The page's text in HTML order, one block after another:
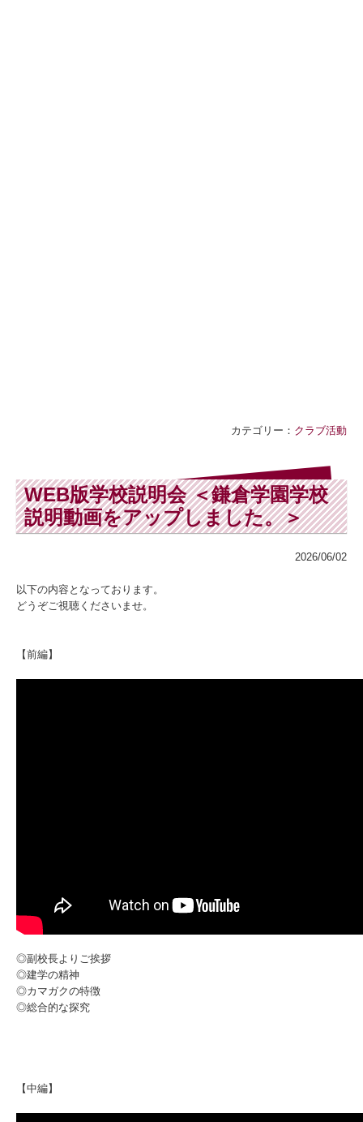
カテゴリー： クラブ活動
WEB版学校説明会 ＜鎌倉学園学校
説明動画をアップしました。＞
2026/06/02
以下の内容となっております。
どうぞご視聴くださいませ。
【前編】
◎副校長よりご挨拶
◎建学の精神
◎カマガクの特徴
◎総合的な探究
【中編】